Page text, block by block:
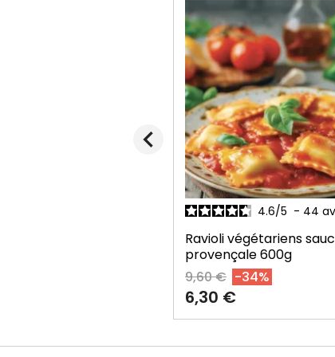
/
Pintade à la provençale
12,80 €
chevron_left